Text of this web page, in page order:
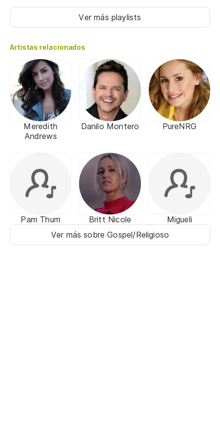
Ver más playlists
Artistas relacionados
Meredith
Andrews
Danilo Montero PureNRG
Pam Thum Britt Nicole
Migueli
Ver más sobre Gospel/Religioso